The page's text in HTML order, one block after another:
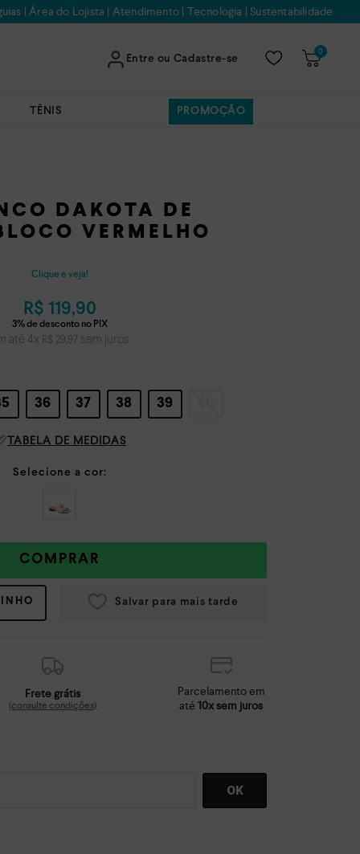
|Área do Lojista | Atendimento| Tecnologia |Sustentabilidade
Entre ou Cadastre-se
0
TÊNIS PROMOÇÃO
DAKOTA DE
VERMELHO
Clique e veja!
R$ 119,90
até 4x R$ 29,97 sem juros
36 37 38 39
TABELA DE MEDIDAS
COMPRAR
Frete grátis
(consulte condições)
Parcelamento em
até10x sem juros